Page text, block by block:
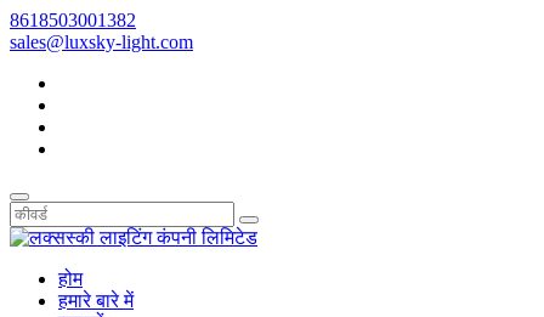
8618503001382
sales@luxsky-light.com
होम
हमारे बारे में